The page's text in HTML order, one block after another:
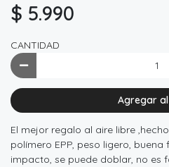
$ 5.990
CANTIDAD
Agregar
El mejor regalo al aire libre
polímero EPP, peso ligero,
impacto, se puede doblar, no es